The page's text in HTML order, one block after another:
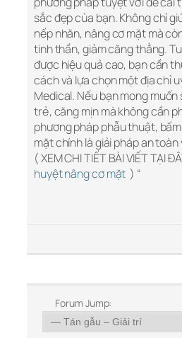
sắc đẹp của bạn. Không chỉ
nếp nhăn, nâng cơ mặt mà
tinh thần, giảm căng thẳng.
được hiệu quả cao, bạn cần
cách và lựa chọn một địa chỉ
Medical. Nếu bạn mong muốn
trẻ, căng mịn mà không cần
phương pháp phẫu thuật,
mặt chính là giải pháp an toàn
( XEM CHI TIẾT BÀI VIẾT TẠI
huyệt nâng cơ mặt ) “
Forum Jump: